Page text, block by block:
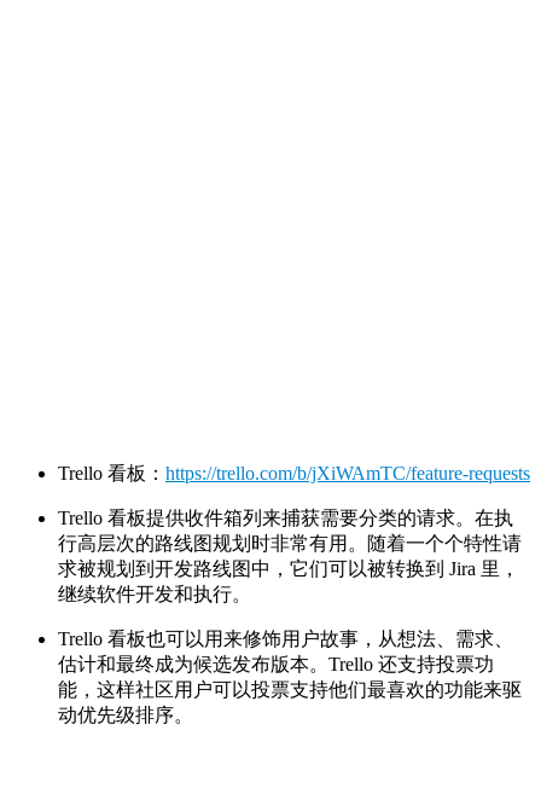
Trello 看板： https://trello.com/b/jXiWAmTC/feature-requests
Trello 看板提供收件箱列来捕获需要分类的请求。在执
行高层次的路线图规划时非常有用。随着一个个特性请
求被规划到开发路线图中，它们可以被转换到 Jira 里，
继续软件开发和执行。
Trello 看板也可以用来修饰用户故事，从想法、需求、
估计和最终成为候选发布版本。Trello 还支持投票功
能，这样社区用户可以投票支持他们最喜欢的功能来驱
动优先级排序。